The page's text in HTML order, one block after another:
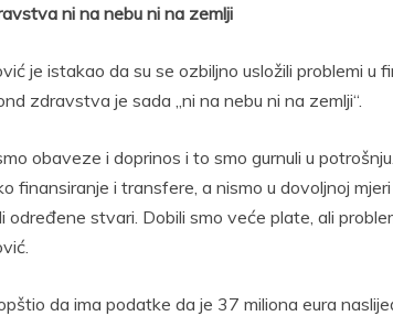
ni na nebu ni na zemlji
je istakao da su se ozbiljno usložili problemi u
zdravstva je sada „ni na nebu ni na zemlji“.
smo obaveze i doprinos i to smo gurnuli u
finansiranje i transfere, a nismo u dovoljnoj
određene stvari. Dobili smo veće plate, ali
da ima podatke da je 37 miliona eura